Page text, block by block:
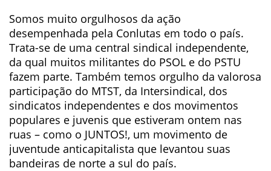
Somos muito orgulhosos da ação
desempenhada pela Conlutas em todo o país.
Trata-se de uma central sindical independente,
da qual muitos militantes do PSOL e do PSTU
fazem parte. Também temos orgulho da valorosa
participação do MTST, da Intersindical, dos
sindicatos independentes e dos movimentos
populares e juvenis que estiveram ontem nas
ruas – como o JUNTOS!, um movimento de
juventude anticapitalista que levantou suas
bandeiras de norte a sul do país.